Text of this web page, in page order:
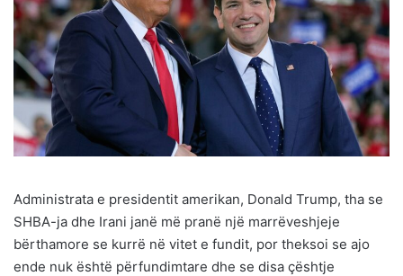
Administrata e presidentit amerikan, Donald Trump, tha se
SHBA-ja dhe Irani janë më pranë një marrëveshjeje
bërthamore se kurrë në vitet e fundit, por theksoi se ajo
ende nuk është përfundimtare dhe se disa çështje